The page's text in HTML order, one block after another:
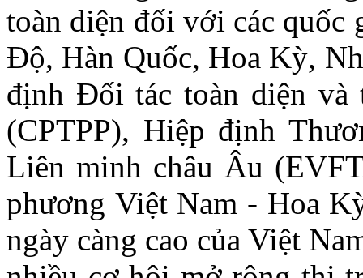
toàn diện đối với các quốc
Độ, Hàn Quốc, Hoa Kỳ,
định Đối tác toàn diện
(CPTPP), Hiệp định
Liên minh châu Âu
phương Việt Nam - Hoa
ngày càng cao của Việt